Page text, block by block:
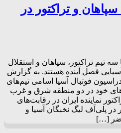
و تراکتور در
سه تیم تراکتور، سپاهان و استقلال
فصل آینده هستند. به گزارش
فوتبال آسیا اسامی تیم‌های
خود در دو منطقه شرق و غرب
نماینده ایران در رقابت‌های
در پلی‌آف لیگ نخبگان آسیا و